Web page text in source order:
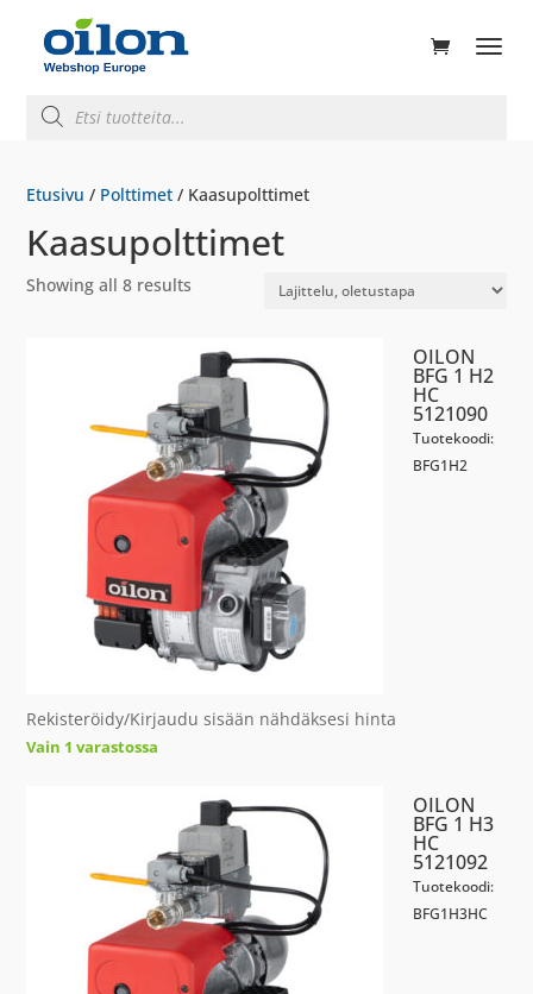
search
Etusivu / Polttimet / Kaasupolttimet
Kaasupolttimet
Showing all 8 results
OILON
BFG 1 H2
HC
5121090
Tuotekoodi:
BFG1H2
Rekisteröidy/Kirjaudu sisään nähdäksesi hinta
Vain 1 varastossa
OILON
BFG 1 H3
HC
5121092
Tuotekoodi:
BFG1H3HC